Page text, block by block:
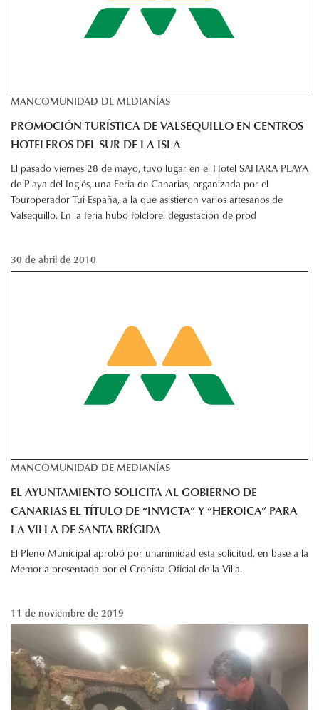
MANCOMUNIDAD DE MEDIANÍAS
PROMOCIÓN TURÍSTICA DE VALSEQUILLO EN CENTROS
HOTELEROS DEL SUR DE LA ISLA
El pasado viernes 28 de mayo, tuvo lugar en el Hotel SAHARA PLAYA
de Playa del Inglés, una Feria de Canarias, organizada por el
Touroperador Tui España, a la que asistieron varios artesanos de
Valsequillo. En la feria hubo folclore, degustación de prod
30 de abril de 2010
MANCOMUNIDAD DE MEDIANÍAS
EL AYUNTAMIENTO SOLICITA AL GOBIERNO DE
CANARIAS EL TÍTULO DE “INVICTA” Y “HEROICA” PARA
LA VILLA DE SANTA BRÍGIDA
El Pleno Municipal aprobó por unanimidad esta solicitud, en base a la
Memoria presentada por el Cronista Oficial de la Villa.
11 de noviembre de 2019